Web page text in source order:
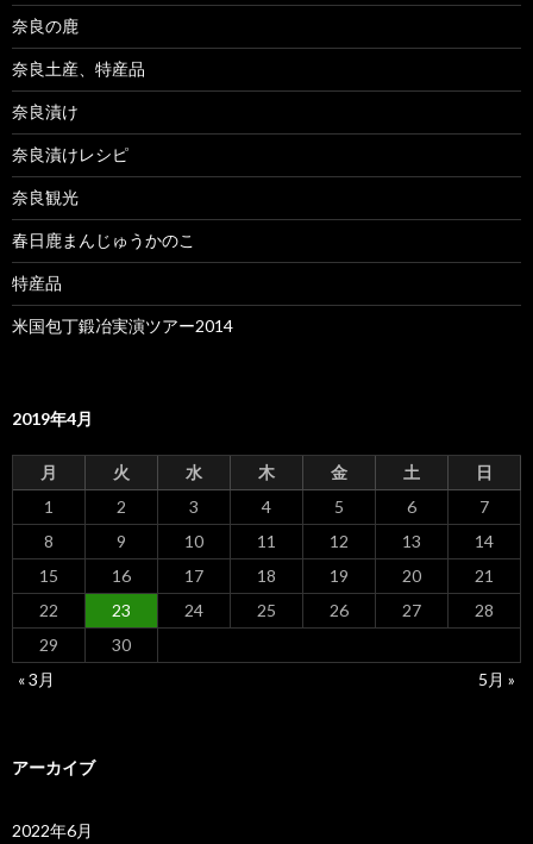
奈良の鹿
奈良土産、特産品
奈良漬け
奈良漬けレシピ
奈良観光
春日鹿まんじゅうかのこ
特産品
米国包丁鍛冶実演ツアー2014
2019年4月
月 火 水 木 金 土
日
1
2 3 4 5 6
7
8
9 10 11 12 13
14
15
16 17 18 19 20
21
22
23 24 25 26 27
28
29
30
« 3月
5月 »
アーカイブ
2022年6月